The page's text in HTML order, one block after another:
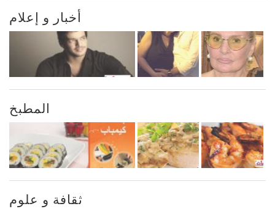
أخبار و إعلام
المطبخ
ثقافة و علوم